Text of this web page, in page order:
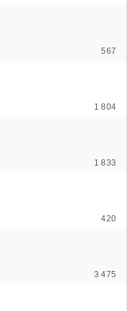
567
1 804
1 833
420
3 475